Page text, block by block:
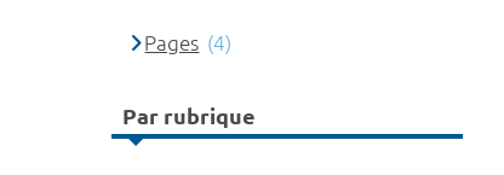
Pages (4)
Par rubrique